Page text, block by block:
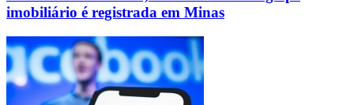
imobiliário é registrada em Minas